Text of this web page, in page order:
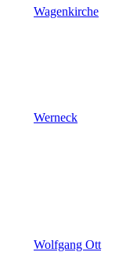
Wagenkirche
Werneck
Wolfgang Ott